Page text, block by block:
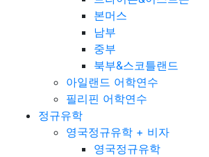
본머스
남부
중부
북부&스코틀랜드
아일랜드 어학연수
필리핀 어학연수
정규유학
영국정규유학 + 비자
영국정규유학